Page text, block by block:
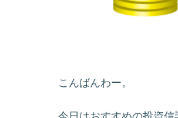
こんばんわー。